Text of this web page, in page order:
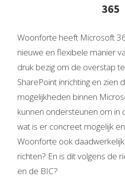
365
Woonforte heeft Microsoft
nieuwe en flexibele manier
druk bezig om de overstap
SharePoint inrichting en zien
mogelijkheden binnen
kunnen ondersteunen om in
wat is er concreet mogelijk
Woonforte ook
richten? En is dit volgens de
en de BIC?